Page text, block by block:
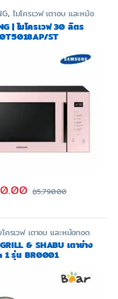
, ไมโครเวฟ เตาอบ และหม้อ
| ไมโครเวฟ 30 ลิตร
ST
฿5,790.00
โครเวฟ เตาอบ และหม้อทอด
& SHABU เตาย่าง
1 รุ่น BR0001